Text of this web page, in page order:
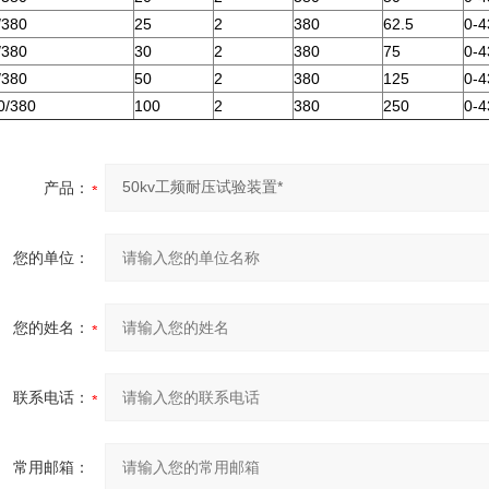
25 2 380 62.5
0-
30 2 380 75
0-
50 2 380 125
0-
380
100 2 380 250 0-
产品：
您的单位：
您的姓名：
联系电话：
常用邮箱：